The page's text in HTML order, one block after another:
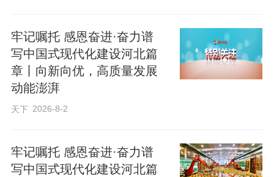
具身智能独角兽选择雄安
“小德小德，请把猴子吃的食物放进盒
子里。”6月30日，梅卡曼德展厅内，工作
型的机器人说出操作指令。
牢记嘱托 感恩奋进·奋力谱
写中国式现代化建设河北篇
章丨向新向优，高质量发展
动能澎湃
天下 2026-8-2
牢记嘱托 感恩奋进·奋力谱
写中国式现代化建设河北篇